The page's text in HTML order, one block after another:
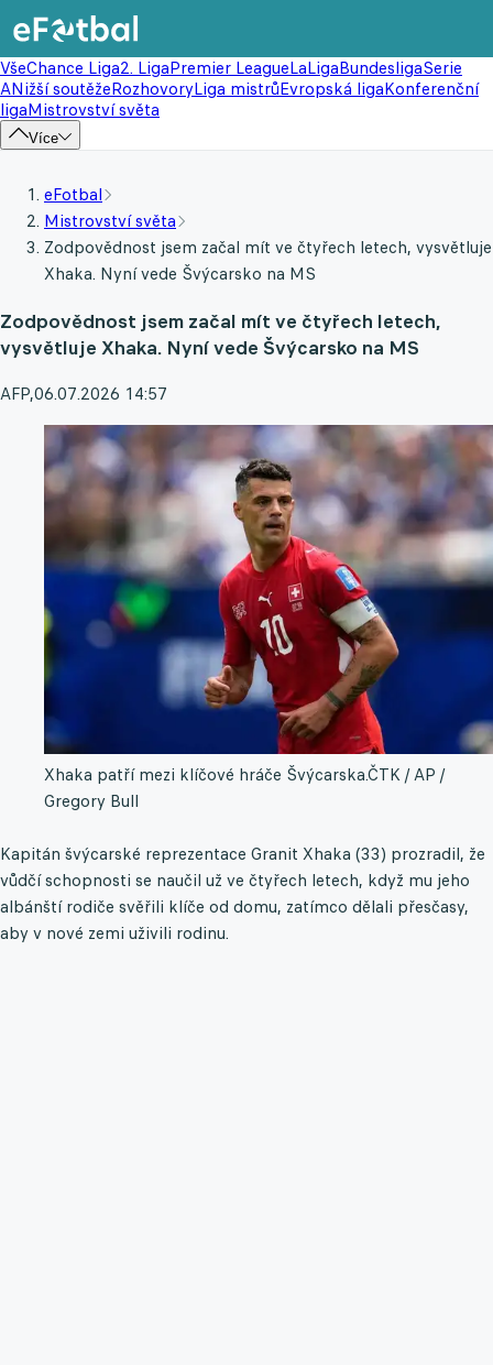
VšeChance Liga2. LigaPremier LeagueLaLigaBundesligaSerie
ANižší soutěžeRozhovoryLiga mistrůEvropská ligaKonferenční
ligaMistrovství světa
Více
eFotbal
Mistrovství světa
Zodpovědnost jsem začal mít ve čtyřech letech, vysvětluje
Xhaka. Nyní vede Švýcarsko na MS
Zodpovědnost jsem začal mít ve čtyřech letech,
vysvětluje Xhaka. Nyní vede Švýcarsko na MS
AFP,06.07.2026 14:57
Xhaka patří mezi klíčové hráče Švýcarska.ČTK / AP /
Gregory Bull
Kapitán švýcarské reprezentace Granit Xhaka (33) prozradil, že
vůdčí schopnosti se naučil už ve čtyřech letech, když mu jeho
albánští rodiče svěřili klíče od domu, zatímco dělali přesčasy,
aby v nové zemi uživili rodinu.